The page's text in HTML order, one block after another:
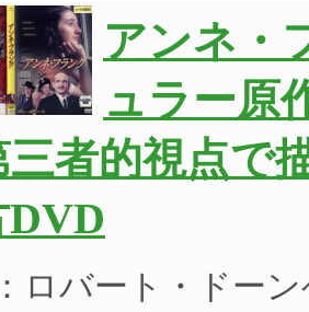
アンネ・
ュラー原
三者的視点で
DVD
ロバート・ドー